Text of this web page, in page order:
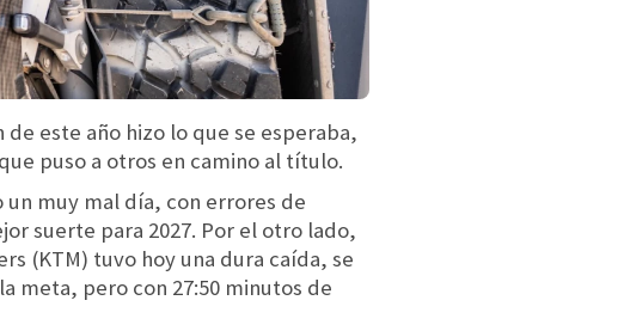
de este año hizo lo que se esperaba,
puso a otros en camino al título.
un muy mal día, con errores de
suerte para 2027. Por el otro lado,
(KTM) tuvo hoy una dura caída, se
meta, pero con 27:50 minutos de